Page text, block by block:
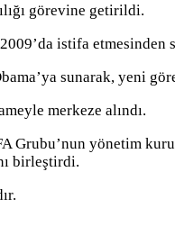
görevine getirildi.
istifa etmesinden
sunarak, yeni
merkeze alındı.
Grubu’nun yönetim
birleştirdi.